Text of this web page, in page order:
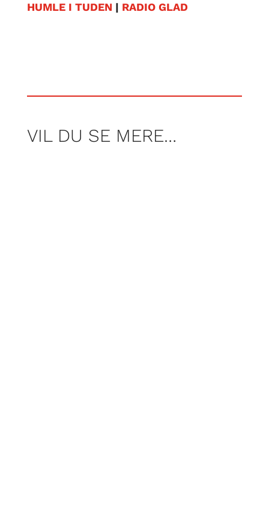
HUMLE I TUDEN | RADIO GLAD
VIL DU SE MERE…